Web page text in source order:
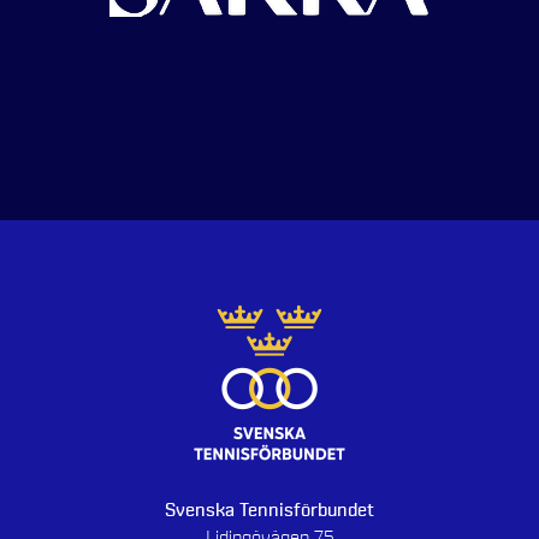
Svenska Tennisförbundet